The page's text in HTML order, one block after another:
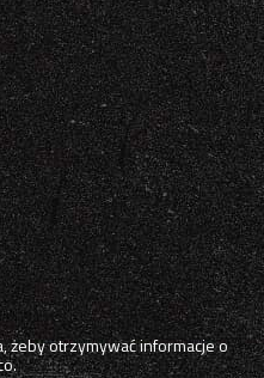
żeby otrzymywać informacje o